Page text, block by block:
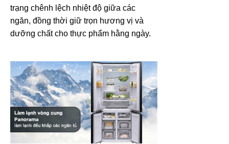
trạng chênh lệch nhiệt độ giữa các
ngăn, đồng thời giữ trọn hương vị và
dưỡng chất cho thực phẩm hằng ngày.